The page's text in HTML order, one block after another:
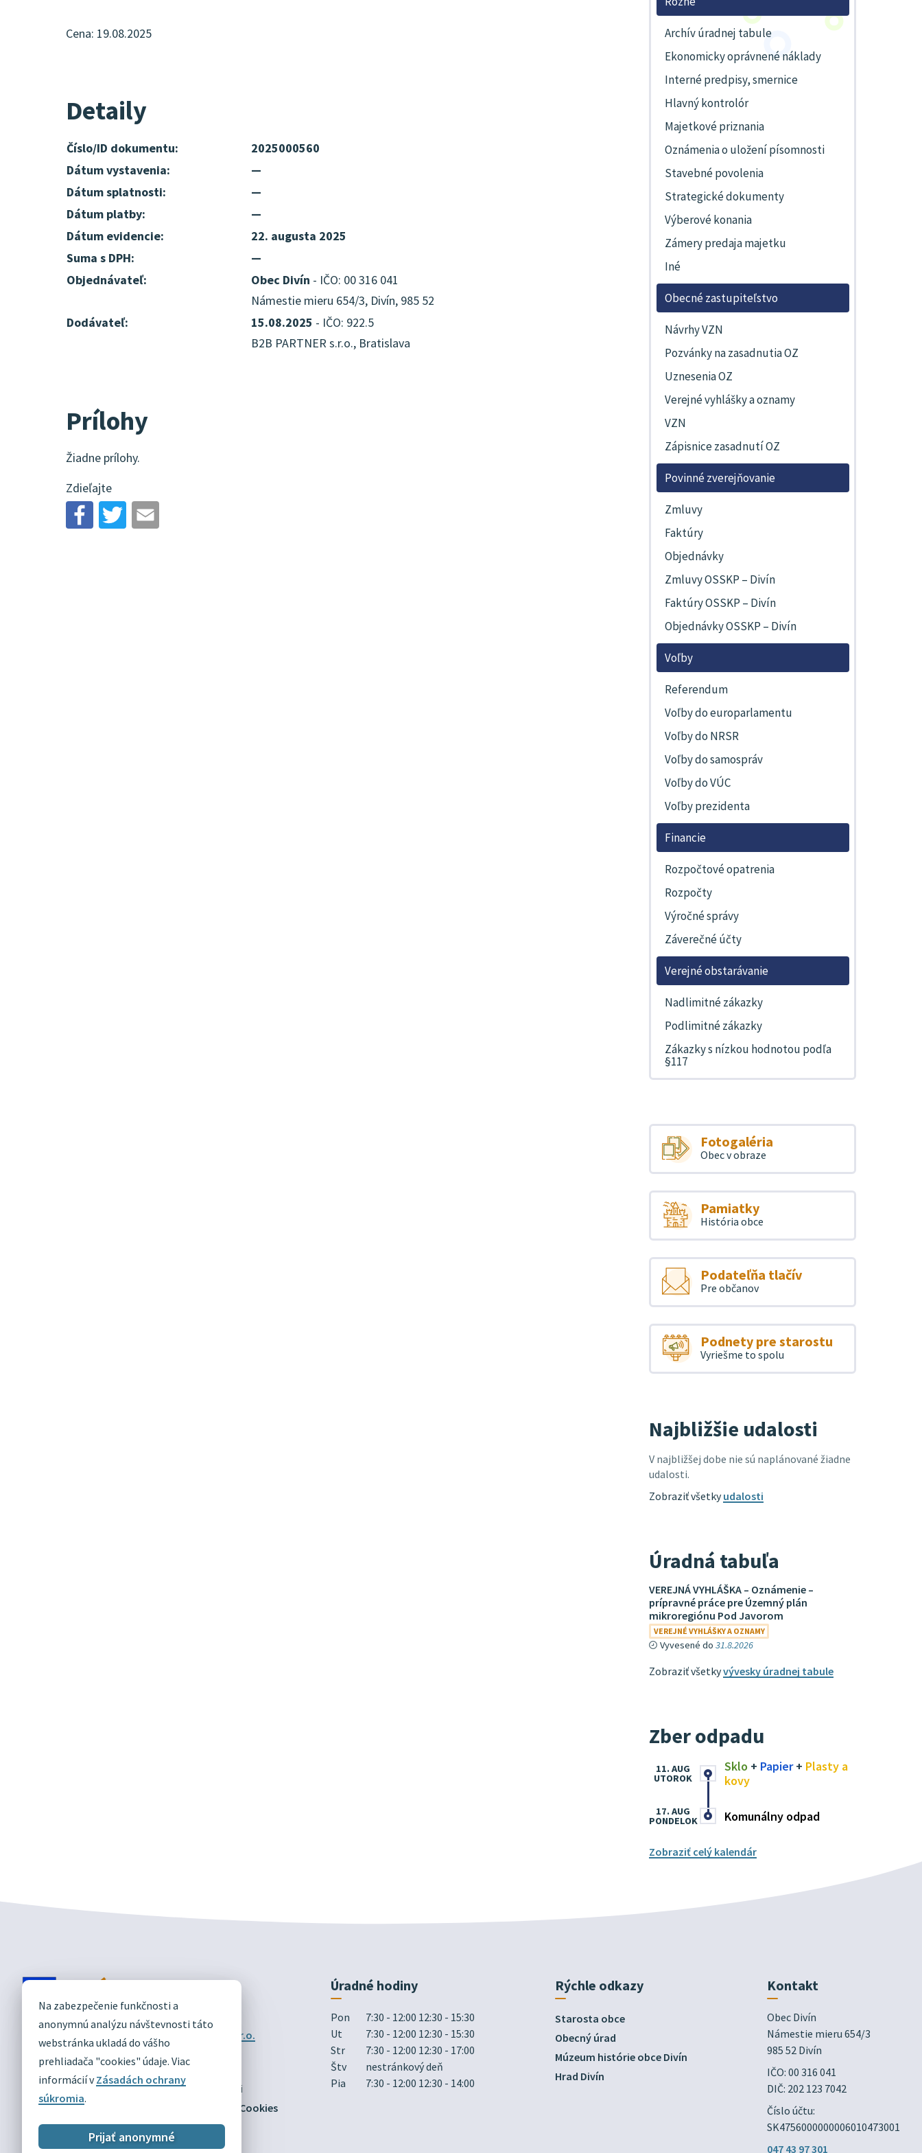
Na zabezpečenie funkčnosti a
anonymnú analýzu návštevnosti táto
webstránka ukladá do vášho
prehliadača "cookies" údaje. Viac
informácií vZásadách ochrany
súkromia.
Prijať anonymné
Cena: 19.08.2025
Detaily
Číslo/ID dokumentu:
2025000560
Dátum vystavenia:
—
Dátum splatnosti:
—
Dátum platby:
—
Dátum evidencie:
22. augusta 2025
Suma s DPH:
—
Objednávateľ:
Obec Divín - IČO: 00 316 041
Námestie mieru 654/3, Divín, 985 52
Dodávateľ:
15.08.2025 - IČO: 922.5
B2B PARTNER s.r.o., Bratislava
Prílohy
Žiadne prílohy.
Zdieľajte
Archív úradnej tabule
Ekonomicky oprávnené náklady
Interné predpisy, smernice
Hlavný kontrolór
Majetkové priznania
Oznámenia o uložení písomnosti
Stavebné povolenia
Strategické dokumenty
Výberové konania
Zámery predaja majetku
Iné
Obecné zastupiteľstvo
Návrhy VZN
Pozvánky na zasadnutia OZ
Uznesenia OZ
Verejné vyhlášky a oznamy
VZN
Zápisnice zasadnutí OZ
Povinné zverejňovanie
Zmluvy
Faktúry
Objednávky
Zmluvy OSSKP – Divín
Faktúry OSSKP – Divín
Objednávky OSSKP – Divín
Voľby
Referendum
Voľby do europarlamentu
Voľby do NRSR
Voľby do samospráv
Voľby do VÚC
Voľby prezidenta
Financie
Rozpočtové opatrenia
Rozpočty
Výročné správy
Záverečné účty
Verejné obstarávanie
Nadlimitné zákazky
Podlimitné zákazky
Zákazky s nízkou hodnotou podľa
§117
Fotogaléria
Obec v obraze
Pamiatky
História obce
Podateľňa tlačív
Pre občanov
Podnety pre starostu
Vyriešme to spolu
Najbližšie udalosti
V najbližšej dobe nie sú naplánované žiadne
udalosti.
Zobraziť všetkyudalosti
Úradná tabuľa
VEREJNÁ VYHLÁŠKA – Oznámenie –
prípravné práce pre Územný plán
mikroregiónu Pod Javorom
VEREJNÉ VYHLÁŠKY A OZNAMY
Vyvesené do 31.8.2026
Zobraziť všetkyvývesky úradnej tabule
Zber odpadu
Sklo + Papier+ Plasty a
kovy
11. AUG
UTOROK
Komunálny odpad
17. AUG
PONDELOK
Zobraziť celý kalendár
DIVÍN
OFICIÁLNE STRÁNKY
Technický prevádzkovateľ:
Alphabet partner s.r.o.
Správca obsahu:Obec Divín
Posledná aktualizácia:03.08.2026
Mapa
Vyhlásenie o prístupnosti
Zásady ochrany osobných údajov
Nastaviť Cookies
Úradné hodiny
Pon
7:30 - 12:00 12:30 - 15:30
Ut
7:30 - 12:00 12:30 - 15:30
Str
7:30 - 12:00 12:30 - 17:00
Štv
nestránkový deň
Pia
7:30 - 12:00 12:30 - 14:00
Rýchle odkazy
Starosta obce
Obecný úrad
Múzeum histórie obce Divín
Hrad Divín
Kontakt
Obec Divín
Námestie mieru 654/3
985 52 Divín
IČO: 00 316 041
DIČ: 202 123 7042
Číslo účtu:
SK4756000000006010473001
047 43 97 301